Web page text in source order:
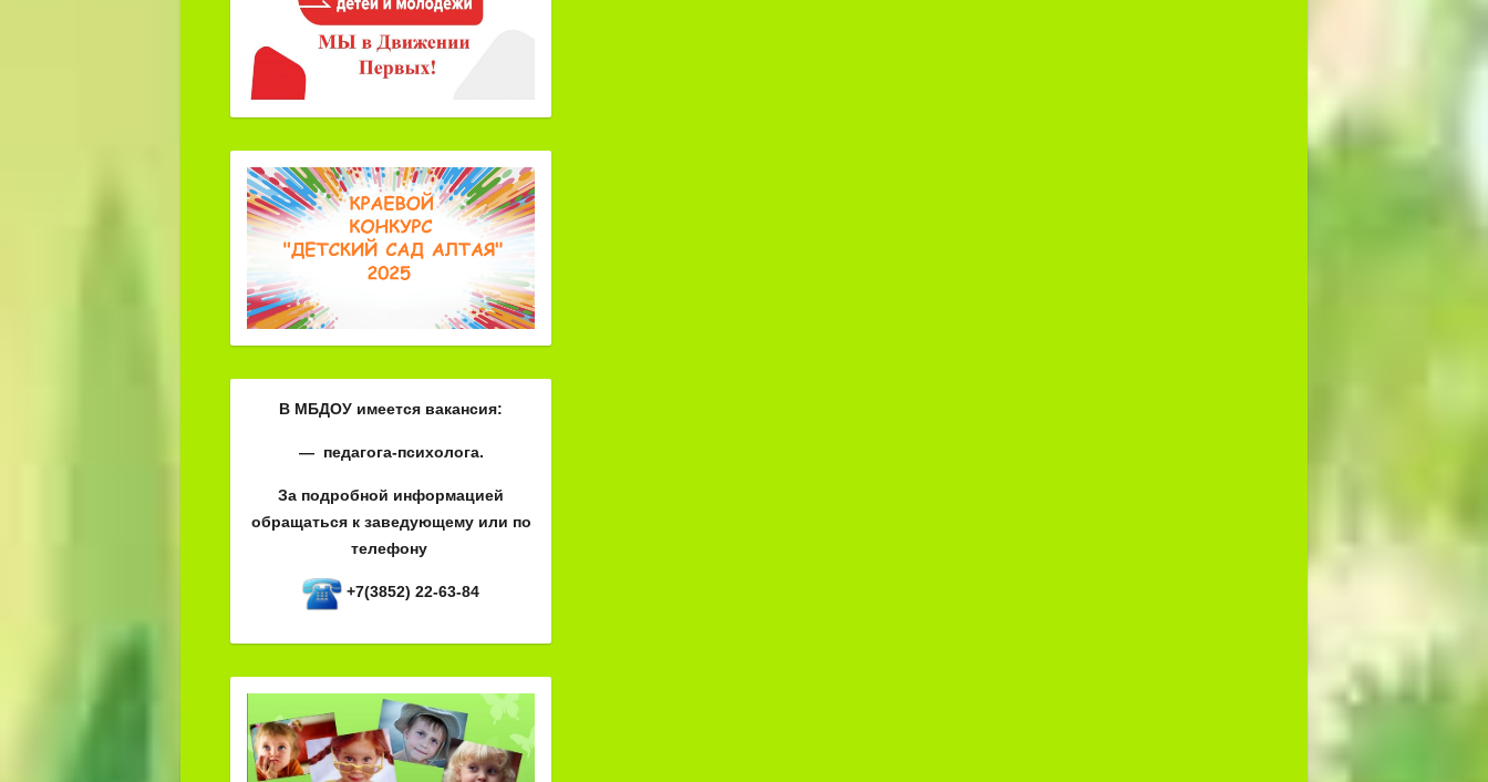
В МБДОУ имеется вакансия:
— педагога-психолога.
За подробной информацией
обращаться к заведующему или по
телефону
+7(3852) 22-63-84